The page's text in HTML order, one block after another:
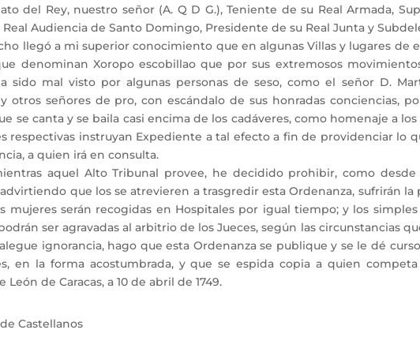
del Rey, nuestro señor (A. Q D G.), Teniente de su Real Armada,
Real Audiencia de Santo Domingo, Presidente de su Real Junta y
llegó a mi superior conocimiento que en algunas Villas y lugares de
denominan Xoropo escobillao que por sus extremosos
sido mal visto por algunas personas de seso, como el señor D.
otros señores de pro, con escándalo de sus honradas conciencias,
se canta y se baila casi encima de los cadáveres, como homenaje a
respectivas instruyan Expediente a tal efecto a fin de providenciar lo
a quien irá en consulta.
aquel Alto Tribunal provee, he decidido prohibir, como
que los se atrevieren a trasgredir esta Ordenanza, sufrirán
mujeres serán recogidas en Hospitales por igual tiempo; y los
ser agravadas al arbitrio de los Jueces, según las circunstancias
ignorancia, hago que esta Ordenanza se publique y se le dé
en la forma acostumbrada, y que se espida copia a quien
León de Caracas, a 10 de abril de 1749.
Castellanos